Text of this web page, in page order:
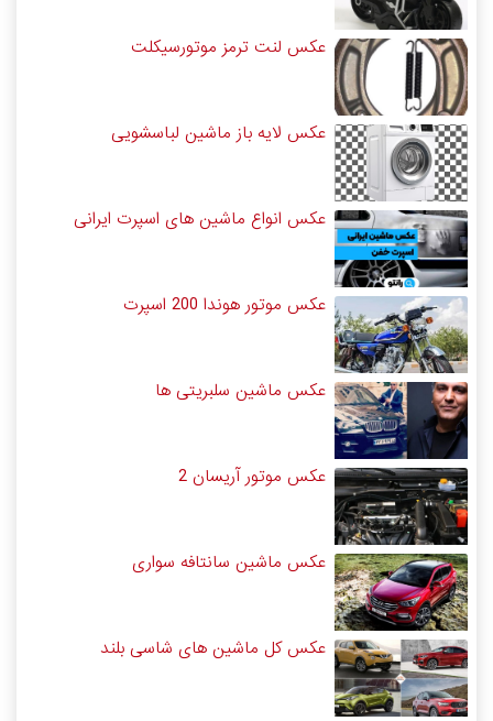
عکس لنت ترمز موتورسیکلت
عکس لایه باز ماشین لباسشویی
عکس انواع ماشین های اسپرت ایرانی
عکس موتور هوندا 200 اسپرت
عکس ماشین سلبریتی ها
عکس موتور آریسان 2
عکس ماشین سانتافه سواری
عکس کل ماشین های شاسی بلند